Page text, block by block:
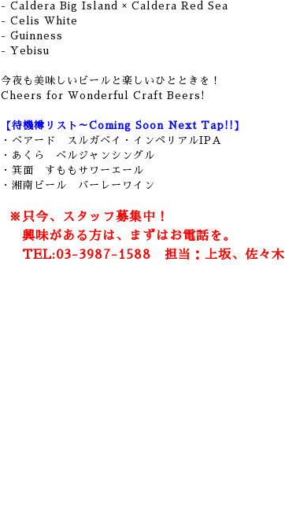
- Caldera Big Island × Caldera Red Sea
- Celis White
- Guinness
- Yebisu
今夜も美味しいビールと楽しいひとときを！
Cheers for Wonderful Craft Beers!
【待機樽リスト～Coming Soon Next Tap!!】
・ベアード スルガベイ・インペリアルIPA
・あくら ベルジャンシングル
・箕面 すももサワーエール
・湘南ビール バーレーワイン
※只今、スタッフ募集中！
興味がある方は、まずはお電話を。
TEL:03-3987-1588 担当：上坂、佐々木